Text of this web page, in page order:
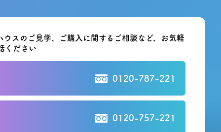
ウスのご見学、ご購入に関する ご相談など、お気軽
ください
0120-787-221
0120-757-221